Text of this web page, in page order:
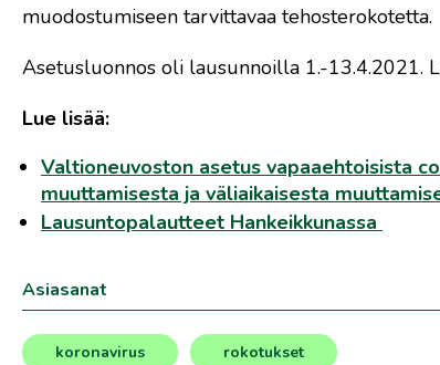
muodostumiseen tarvittavaa tehosterokotetta.
Asetusluonnos oli lausunnoilla 1.-13.4.2021.
Lue lisää:
Valtioneuvoston asetus vapaaehtoisista
muuttamisesta ja väliaikaisesta
Lausuntopalautteet Hankeikkunassa
Asiasanat
koronavirus rokotukset